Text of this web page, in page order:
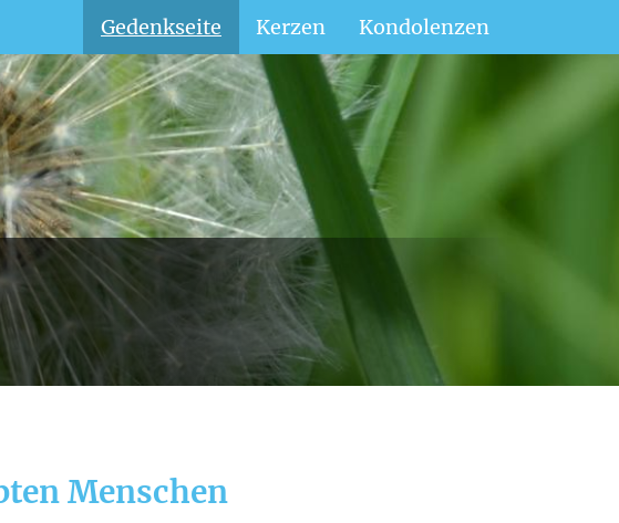
Gedenkseite Kerzen Kondolenzen
Menschen